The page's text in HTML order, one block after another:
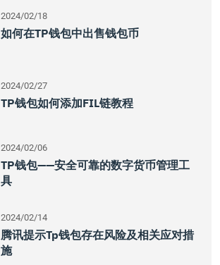
2024/02/18
如何在TP钱包中出售钱包币
2024/02/27
TP钱包如何添加FIL链教程
2024/02/06
TP钱包——安全可靠的数字货币管理工
具
2024/02/14
腾讯提示tp钱包存在风险及相关应对措
施